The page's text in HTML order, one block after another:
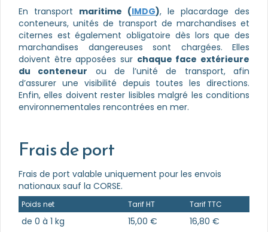
En transport maritime (IMDG), le placardage des
conteneurs, unités de transport de marchandises et
citernes est également obligatoire dès lors que des
marchandises dangereuses sont chargées. Elles
doivent être apposées sur chaque face extérieure
du conteneur ou de l’unité de transport, afin
d’assurer une visibilité depuis toutes les directions.
Enfin, elles doivent rester lisibles malgré les conditions
environnementales rencontrées en mer.
Frais de port
Frais de port valable uniquement pour les envois
nationaux sauf la CORSE.
Poids net Tarif HT Tarif TTC
de 0 à 1 kg 15,00 €
16,80 €